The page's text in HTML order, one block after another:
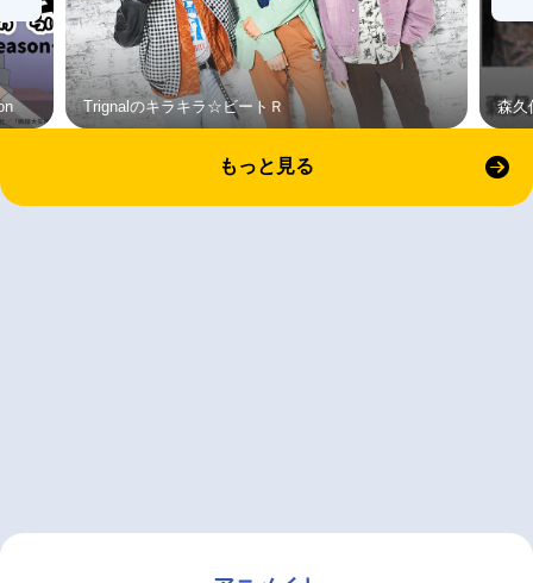
Trignalのキラキラ☆ビートＲ 森久
もっと見る